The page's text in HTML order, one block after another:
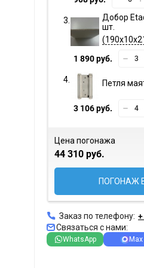
Добор
шт.
1 890 руб.
Петля
3 106 руб.
Цена погонажа
44 310 руб.
ПОГОНАЖ
Заказ по телефону:
Связаться с нами:
WhatsApp Max